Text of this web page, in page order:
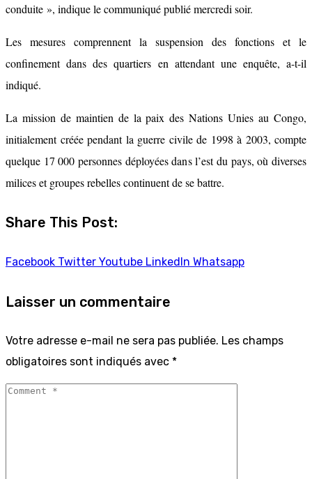
conduite », indique le communiqué publié mercredi soir.
Les mesures comprennent la suspension des fonctions et le
confinement dans des quartiers en attendant une enquête, a-t-il
indiqué.
La mission de maintien de la paix des Nations Unies au Congo,
initialement créée pendant la guerre civile de 1998 à 2003, compte
quelque 17 000 personnes déployées dans l’est du pays, où diverses
milices et groupes rebelles continuent de se battre.
Share This Post:
Facebook Twitter Youtube LinkedIn Whatsapp
Laisser un commentaire
Votre adresse e-mail ne sera pas publiée. Les champs
obligatoires sont indiqués avec *